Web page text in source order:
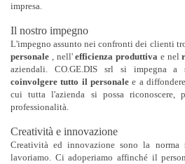
impresa.
Il nostro impegno
L'impegno assunto nei confronti dei clienti
personale , nell'efficienza produttiva e nel
aziendali. CO.GE.DIS srl si impegna
coinvolgere tutto il personalee a
cui tutta l'azienda si possa riconoscere,
professionalità.
Creatività e innovazione
Creatività ed innovazione sono la
lavoriamo. Ci adoperiamo affinché il